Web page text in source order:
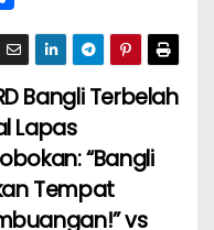
h
ar
eBangli Terbelah
Lapas
“Bangli
Tempat
vs